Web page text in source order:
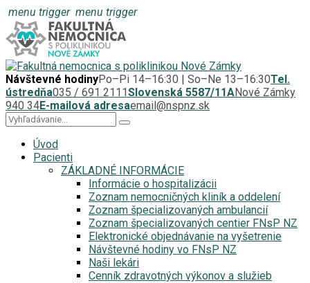
menu trigger menu trigger
Návštevné hodinyPo–Pi 14–16:30 | So–Ne 13–16:30Tel.
ústredňa035 / 691 2111Slovenská 5587/11ANové Zámky
940 34E-mailová adresaemail@nspnz.sk
Úvod
Pacienti
ZÁKLADNÉ INFORMÁCIE
Informácie o hospitalizácii
Zoznam nemocničných kliník a oddelení
Zoznam špecializovaných ambulancií
Zoznam špecializovaných centier FNsP NZ
Elektronické objednávanie na vyšetrenie
Návštevné hodiny vo FNsP NZ
Naši lekári
Cenník zdravotných výkonov a služieb